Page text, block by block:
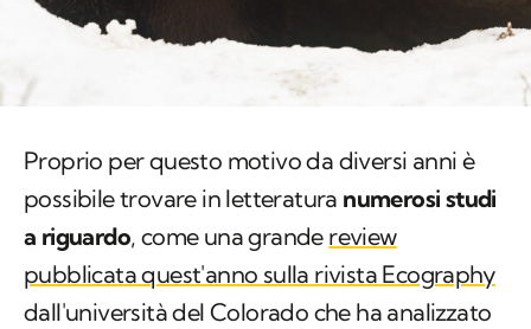
Proprio per questo motivo da diversi anni è
possibile trovare in letteratura numerosi studi
a riguardo, come una grande review
pubblicata quest'anno sulla rivista Ecography
dall'università del Colorado che ha analizzato